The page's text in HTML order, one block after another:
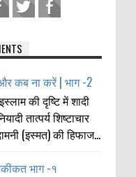
कब ना करें | भाग -2
की दृष्टि में शादी
तात्पर्य शिष्टाचार
(इस्मत) की हिफाज...
भाग -१